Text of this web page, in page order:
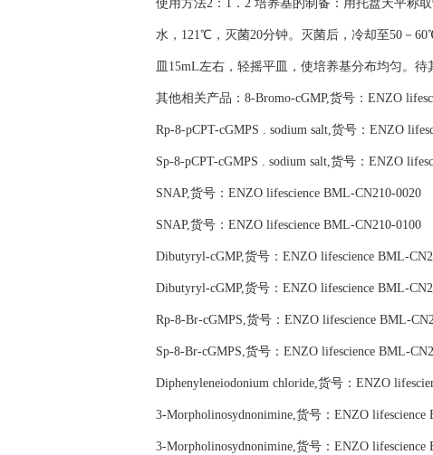
使用方法2：1．2 培养基的制备：用托盘天平称
水，121℃，灭菌20分钟。灭菌后，冷却至50－
皿15mL左右，轻摇平皿，使培养基分布均匀。
其他相关产品：8-Bromo-cGMP,货号：ENZO
Rp-8-pCPT-cGMPS . sodium salt,货号：ENZO
Sp-8-pCPT-cGMPS . sodium salt,货号：ENZO
SNAP,货号：ENZO lifescience BML-CN210-0020
SNAP,货号：ENZO lifescience BML-CN210-0100
Dibutyryl-cGMP,货号：ENZO lifescience BML-
Dibutyryl-cGMP,货号：ENZO lifescience BML-
Rp-8-Br-cGMPS,货号：ENZO lifescience BML-
Sp-8-Br-cGMPS,货号：ENZO lifescience BML-
Diphenyleneiodonium chloride,货号：ENZO
3-Morpholinosydnonimine,货号：ENZO lifescience
3-Morpholinosydnonimine,货号：ENZO lifescience